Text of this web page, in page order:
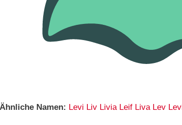
Ähnliche Namen: Levi Liv Livia Leif Liva Lev